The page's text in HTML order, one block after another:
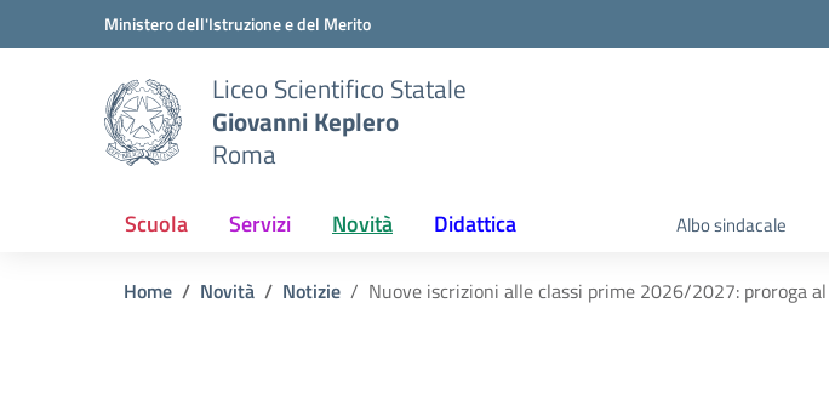
Vai ai contenuti
Vai al menu di navigazioneMinistero dell'Istruzione e del Merito
Liceo Scientifico Statale
Giovanni Keplero
Roma
Scuola Servizi Novità Didattica Albo sindacale
Home Novità Notizie Nuove iscrizioni alle classi prime 2026/2027: proroga